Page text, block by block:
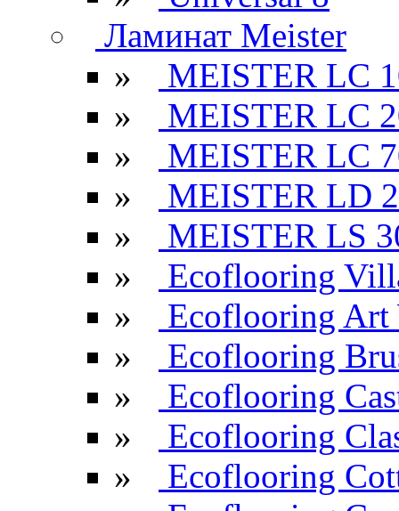
Ламинат Meister
»
MEISTER LC
»
MEISTER LC
»
MEISTER LC
»
MEISTER LD
»
MEISTER LS
»
Ecoflooring
»
Ecoflooring Art
»
Ecoflooring
»
Ecoflooring
»
Ecoflooring
»
Ecoflooring